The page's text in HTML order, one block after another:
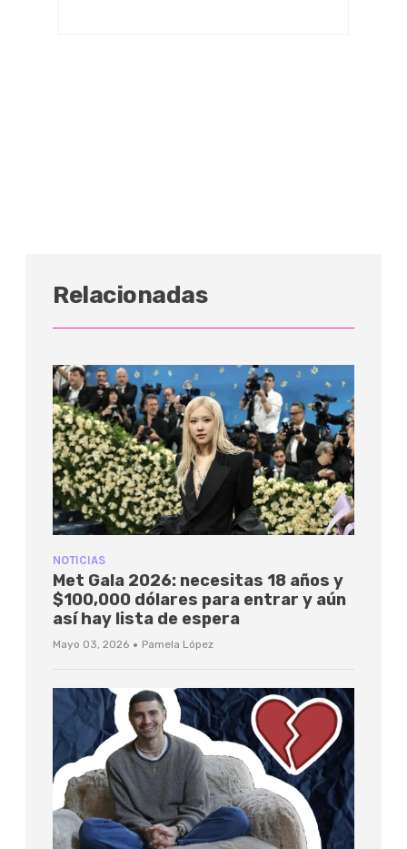
Relacionadas
NOTICIAS
Met Gala 2026: necesitas 18 años y
$100,000 dólares para entrar y aún
así hay lista de espera
Mayo 03, 2026 · Pamela López